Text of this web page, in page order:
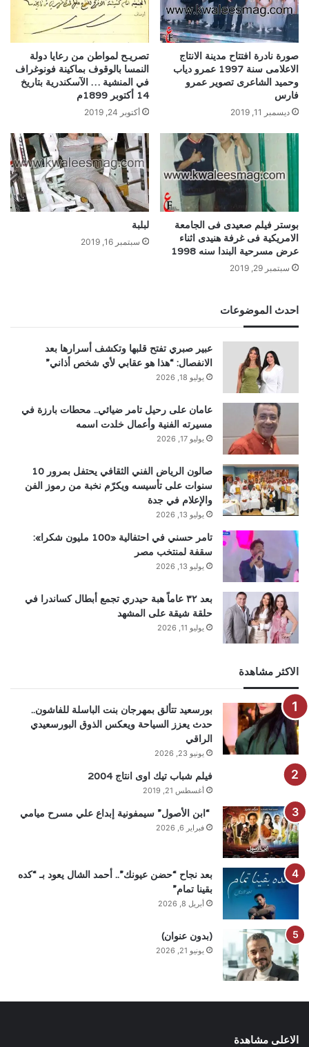
صورة نادرة افتتاح مدينة الانتاج
الاعلامى سنة 1997 عمرو دياب
وحميد الشاعرى تصوير عمرو
فارس
ديسمبر 11, 2019
تصريـح لمواطن من رعايا دولة
النمسا بالوقوف بماكينة فونوغراف
في المنشية … الآسكندرية بتاريخ
14 أكتوبر 1899م
أكتوبر 24, 2019
بوستر فيلم صعيدى فى الجامعة
الامريكية فى غرفة هنيدى اثناء
عرض مسرحية البندا سنه 1998
سبتمبر 29, 2019
لبلبة
سبتمبر 16, 2019
احدث الموضوعات
عبير صبري تفتح قلبها وتكشف أسرارها بعد
الانفصال: “هذا هو عقابي لأي شخص أذاني”
يوليو 18, 2026
عامان على رحيل تامر ضيائي.. محطات بارزة في
مسيرته الفنية وأعمال خلدت اسمه
يوليو 17, 2026
صالون الرياض الفني الثقافي يحتفل بمرور 10
سنوات على تأسيسه ويكرّم نخبة من رموز الفن
والإعلام في جدة
يوليو 13, 2026
تامر حسني في احتفالية «100 مليون شكرا»:
سقفة لمنتخب مصر
يوليو 13, 2026
بعد ٣٢ عاماً هبة حيدري تجمع أبطال كساندرا في
حلقة شيقة على المشهد
يوليو 11, 2026
الاكثر مشاهدة
بورسعيد تتألق بمهرجان بنت الباسلة للفاشون..
حدث يعزز السياحة ويعكس الذوق البورسعيدي
الراقي
يونيو 23, 2026
فيلم شباب تيك اوى انتاج 2004
أغسطس 21, 2019
“ابن الأصول” سيمفونية إبداع علي مسرح ميامي
فبراير 6, 2026
بعد نجاح “حضن عيونك”.. أحمد الشال يعود بـ “كده
بقينا تمام”
أبريل 8, 2026
(بدون عنوان)
يونيو 21, 2026
الاعلى مشاهدة